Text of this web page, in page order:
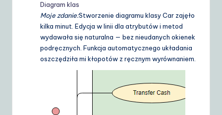
Diagram klas
Moje zdanie:Stworzenie diagramu klasy Car zajęło
kilka minut. Edycja w linii dla atrybutów i metod
wydawała się naturalna — bez nieudanych okienek
podręcznych. Funkcja automatycznego układania
oszczędziła mi kłopotów z ręcznym wyrównaniem.